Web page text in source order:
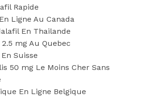
Rapide
Ligne Au Canada
En Thailande
mg Au Quebec
Suisse
50 mg Le Moins Cher Sans
En Ligne Belgique